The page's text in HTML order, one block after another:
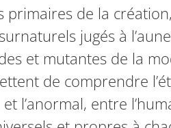
primaires de la
jugés à
et mutantes de la
de comprendre
l’anormal, entre